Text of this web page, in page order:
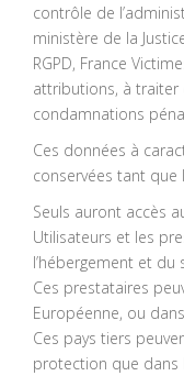
contrôle de
ministère de la
RGPD, France
attributions, à traiter
condamnations
Ces données à
conservées tant que
Seuls auront accès
Utilisateurs et les
l’hébergement et
Ces prestataires
Européenne, ou
Ces pays tiers
protection que dans